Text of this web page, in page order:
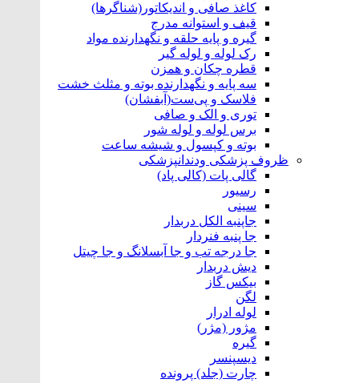
کاغذ صافی و اندیکاتور(شناگرها)
قیف و استوانه مدرج
گیره و پایه حلقه و نگهدارنده مواد
رک لوله و لوله گیر
قطره چکان و همزن
سه پایه و نگهدارنده بوته و مثلث خشت
فلاسک و پی‌ست(آبفشان)
توری و الک و صافی
برس لوله و لوله شور
بوته و کپسول و شیشه ساعت
ظروف پزشکی ودندانپزشکی
گالی پات (کالی پاد)
رسیور
سینی
جاپنبه الکل دربدار
جا پنبه فنردار
جا درجه تب و جا آبسلانگ و جا چیتل
دیش دربدار
بیکس گاز
لگن
لوله ادرار
مژور (مژر)
گیره
دیسپنسر
چارت (جلد) پرونده